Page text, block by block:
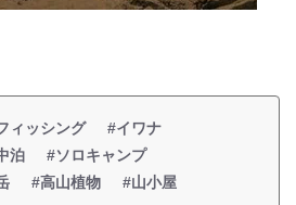
ィッシング
#イワナ
泊
#ソロキャンプ
#高山植物 #山小屋